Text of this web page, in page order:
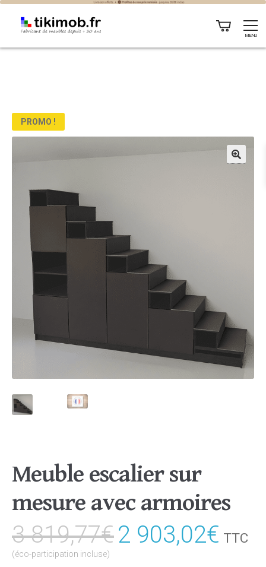
MENU
PROMO !
Meuble escalier sur
mesure avec armoires
3 819,77€Le
2 903,02€Le
TTC
(éco-participation incluse)